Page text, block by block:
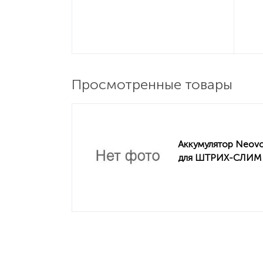
Просмотренные товары
Аккумулятор
для ШТРИХ-СЛИМ